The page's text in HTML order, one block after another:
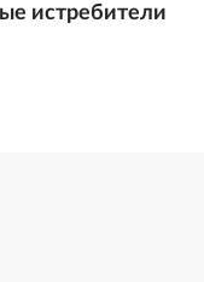
истребители